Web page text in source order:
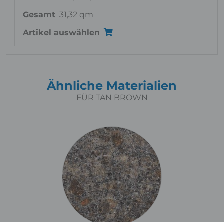
Gesamt 31,32 qm
Artikel auswählen
Ähnliche Materialien
FÜR TAN BROWN